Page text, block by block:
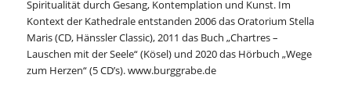
Spiritualität durch Gesang, Kontemplation und Kunst. Im
Kontext der Kathedrale entstanden 2006 das Oratorium Stella
Maris (CD, Hänssler Classic), 2011 das Buch „Chartres –
Lauschen mit der Seele“ (Kösel) und 2020 das Hörbuch „Wege
zum Herzen“ (5 CD’s). www.burggrabe.de